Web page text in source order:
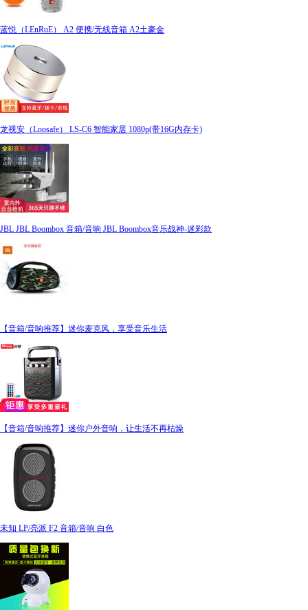
蓝悦（LEnRuE） A2 便携/无线音箱 A2土豪金
龙视安（Loosafe） LS-C6 智能家居 1080p(带16G内存卡)
JBL JBL Boombox 音箱/音响 JBL Boombox音乐战神-迷彩款
【音箱/音响推荐】迷你麦克风，享受音乐生活
【音箱/音响推荐】迷你户外音响，让生活不再枯燥
未知 LP/亮派 F2 音箱/音响 白色